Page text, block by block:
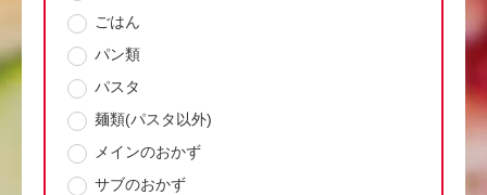
ごはん
パン類
パスタ
麺類(パスタ以外)
メインのおかず
サブのおかず